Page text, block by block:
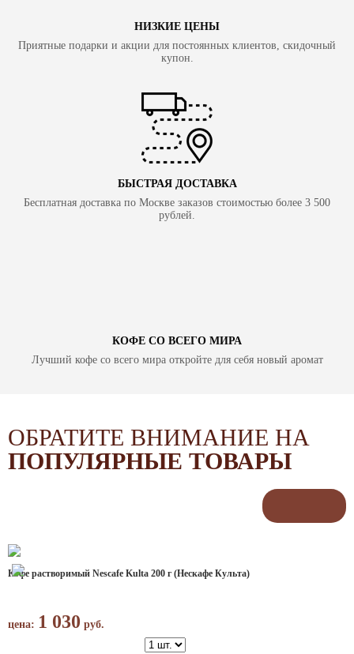
НИЗКИЕ ЦЕНЫ
Приятные подарки и акции для постоянных клиентов, скидочный
купон.
БЫСТРАЯ ДОСТАВКА
Бесплатная доставка по Москве заказов стоимостью более 3 500
рублей.
КОФЕ СО ВСЕГО МИРА
Лучший кофе со всего мира откройте для себя новый аромат
ОБРАТИТЕ ВНИМАНИЕ НА
ПОПУЛЯРНЫЕ ТОВАРЫ
Кофе растворимый Nescafe Kulta 200 г (Нескафе Культа)
цена: 1 030 руб.